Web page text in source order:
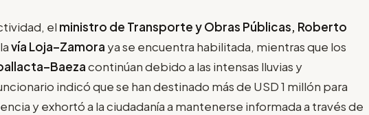
el ministro de Transporte y Obras Públicas, Roberto
vía Loja–Zamora ya se encuentra habilitada, mientras que los
continúan debido a las intensas lluvias y
indicó que se han destinado más de USD 1 millón para
y exhortó a la ciudadanía a mantenerse informada a través de